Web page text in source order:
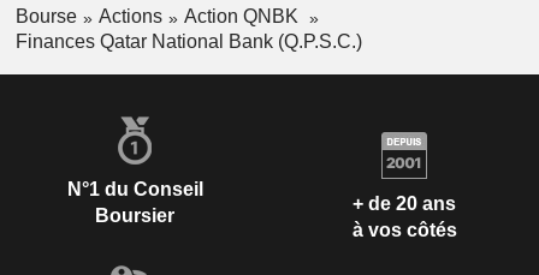
Bourse Actions
Action QNBK
Finances Qatar National Bank (Q.P.S.C.)
N°1 du Conseil
Boursier
+ de 20 ans
à vos côtés